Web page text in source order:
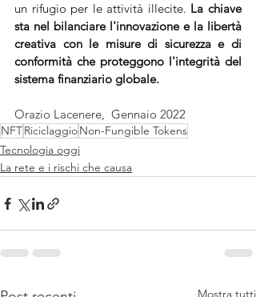
un rifugio per le attività illecite. La chiave
sta nel bilanciare l'innovazione e la libertà
creativa con le misure di sicurezza e di
conformità che proteggono l'integrità del
sistema finanziario globale.
Orazio Lacenere,  Gennaio 2022
NFTRiciclaggioNon-Fungible Tokens
Tecnologia oggi
La rete e i rischi che causa
Mostra tutti